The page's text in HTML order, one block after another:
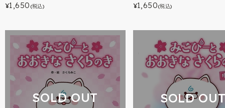
¥1,650 (税込) ¥1,650(税込)
SOLD OUT SOLD